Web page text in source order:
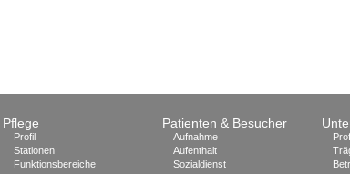
Pflege
Profil
Stationen
Funktionsbereiche
Patienten & Besucher
Aufnahme
Aufenthalt
Sozialdienst